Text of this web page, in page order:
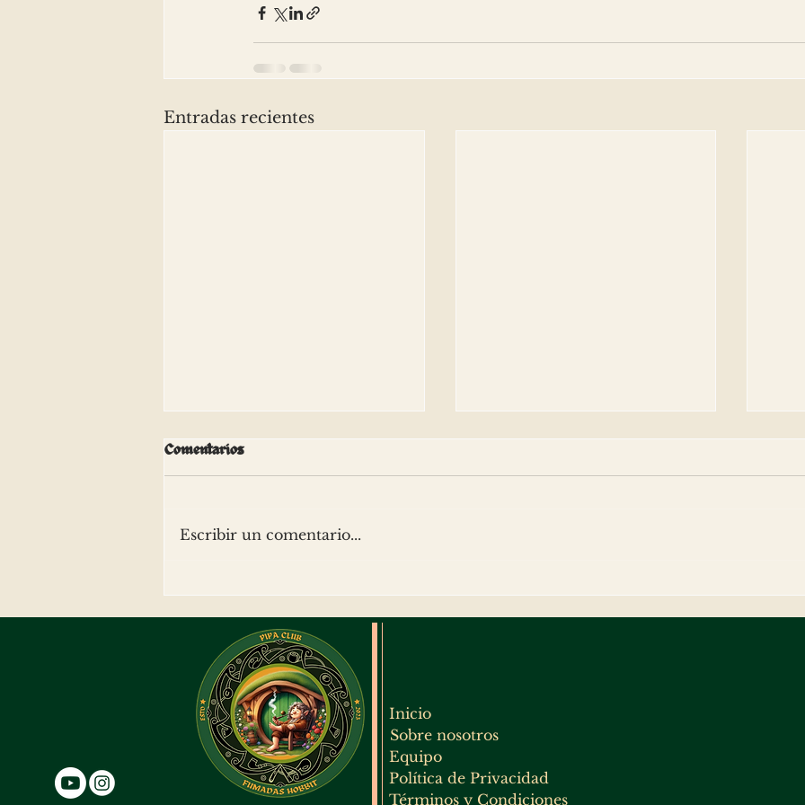
Entradas recientes
de pipa: Ciencia, cultivo,
blending y experiencia"
Comentarios
Escribir un comentario...
Inicio
Sobre nosotros
Equipo
Política de Privacidad
Términos y Condiciones